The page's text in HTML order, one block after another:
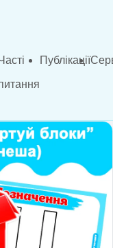
Публікації